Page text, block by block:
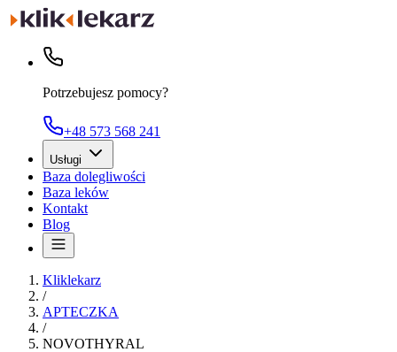
Potrzebujesz pomocy?
+48 573 568 241
Usługi
Baza dolegliwości
Baza leków
Kontakt
Blog
Kliklekarz
/
APTECZKA
/
NOVOTHYRAL